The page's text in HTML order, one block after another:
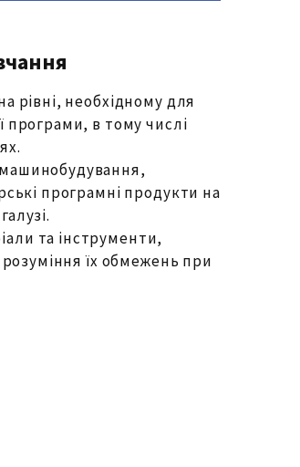
рівні, необхідному для
програми, в тому числі
програмні продукти на
та інструменти,
розуміння їх обмежень при